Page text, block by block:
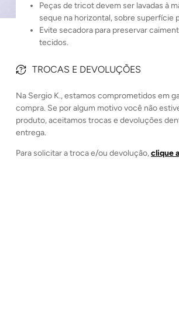
Peças de tricot devem ser lavadas à
seque na horizontal, sobre superfície
Evite secadora para preservar
tecidos.
TROCAS E DEVOLUÇÕES
Na Sergio K., estamos comprometidos em
compra. Se por algum motivo você não
produto, aceitamos trocas e devoluções
entrega.
Para solicitar a troca e/ou devolução,clique